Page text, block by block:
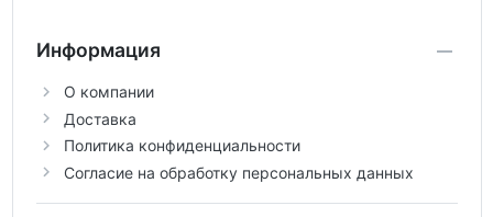
Информация
О компании
Доставка
Политика конфиденциальности
Согласие на обработку персональных данных